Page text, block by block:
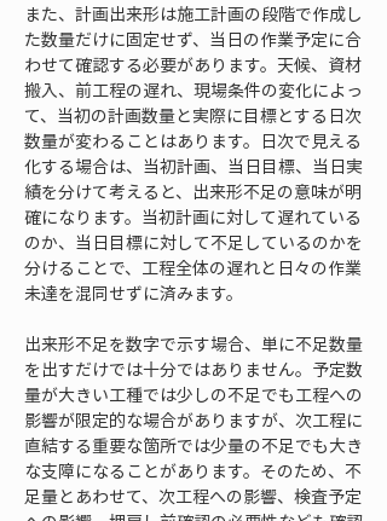
また、計画出来形は施工計画の段階で作成し
た数量だけに固定せず、当日の作業予定に合
わせて確認する必要があります。天候、資材
搬入、前工程の遅れ、現場条件の変化によっ
て、当初の計画数量と実際に目標とする日次
数量が変わることはあります。日次で見える
化する場合は、当初計画、当日目標、当日実
績を分けて考えると、出来形不足の意味が明
確になります。当初計画に対して遅れている
のか、当日目標に対して不足しているのかを
分けることで、工程全体の遅れと日々の作業
未達を混同せずに済みます。
出来形不足を数字で示す場合、単に不足数量
を出すだけでは十分ではありません。予定数
量が大きい工種では少しの不足でも工程への
影響が限定的な場合がありますが、次工程に
直結する重要な箇所では少量の不足でも大き
な支障になることがあります。そのため、不
足量とあわせて、次工程への影響、検査予定